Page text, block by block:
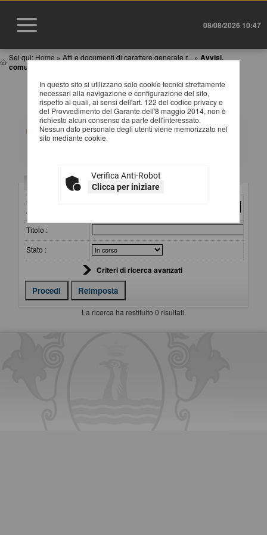
08/08/2026 10:47
Sei qui: Home » Atti e documenti di carattere generale r... » Avvisi,
comunicazioni e atti di caratter...
In questo sito si utilizzano solo cookie tecnici strettamente
necessari alla navigazione e configurazione del sito,
rispetto ai quali, ai sensi dell'art. 122 del codice privacy e
del Provvedimento del Garante dell'8 maggio 2014, non è
richiesto alcun consenso da parte dell'interessato.
Nessun dato personale degli utenti viene memorizzato nel
sito mediante cookie.
Verifica Anti-Robot
Clicca per iniziare
AVVISI, COMUNICAZIONI E ATTI DI CARATTERE
GENERALE
All'interno di questa sezione è possibile consultare
avvisi, atti e documenti di carattere generale riferiti a
tutte le procedure, quali ad esempio la documentazione
lavori (con le eventuali opere incompiute) e dei servizi e
forniture, ecc.
Per ciascuna pubblicazione sono consultabili i relativi
Criteri di ricerca
Stazione
appaltante :
Titolo :
Stato :
Criteri di ricerca avanzati
La ricerca ha restituito 0 risultati.